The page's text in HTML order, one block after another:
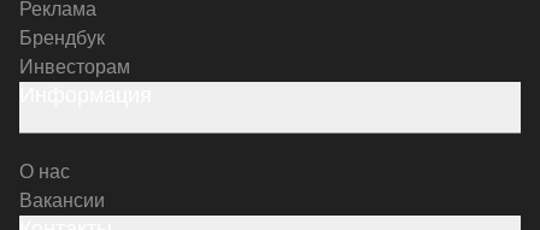
Реклама
Брендбук
Инвесторам
О нас
Вакансии